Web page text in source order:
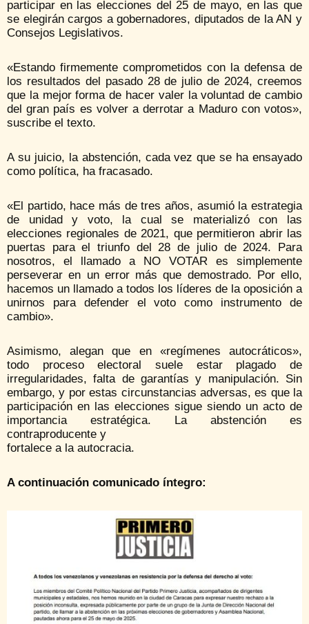
participar en las elecciones del 25 de mayo, en las que
se elegirán cargos a gobernadores, diputados de la AN y
Consejos Legislativos.
«Estando firmemente comprometidos con la defensa de
los resultados del pasado 28 de julio de 2024, creemos
que la mejor forma de hacer valer la voluntad de cambio
del gran país es volver a derrotar a Maduro con votos»,
suscribe el texto.
A su juicio, la abstención, cada vez que se ha ensayado
como política, ha fracasado.
«El partido, hace más de tres años, asumió la estrategia
de unidad y voto, la cual se materializó con las
elecciones regionales de 2021, que permitieron abrir las
puertas para el triunfo del 28 de julio de 2024. Para
nosotros, el llamado a NO VOTAR es simplemente
perseverar en un error más que demostrado. Por ello,
hacemos un llamado a todos los líderes de la oposición a
unirnos para defender el voto como instrumento de
cambio».
Asimismo, alegan que en «regímenes autocráticos»,
todo proceso electoral suele estar plagado de
irregularidades, falta de garantías y manipulación. Sin
embargo, y por estas circunstancias adversas, es que la
participación en las elecciones sigue siendo un acto de
importancia estratégica. La abstención es
contraproducente y
fortalece a la autocracia.
A continuación comunicado íntegro: